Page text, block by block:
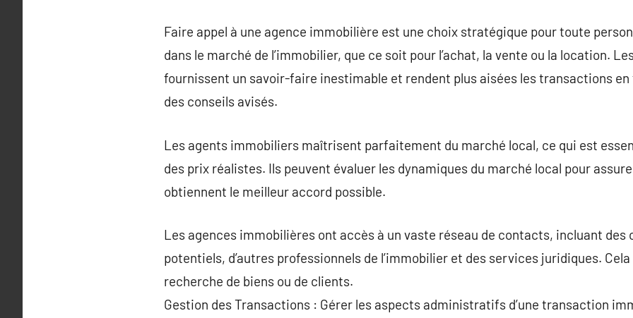
Faire appel à une agence immobilière est une choix stratégique pour toute
dans le marché de l’immobilier, que ce soit pour l’achat, la vente ou la location.
fournissent un savoir-faire inestimable et rendent plus aisées les transactions
des conseils avisés.
Les agents immobiliers maîtrisent parfaitement du marché local, ce qui est
des prix réalistes. Ils peuvent évaluer les dynamiques du marché local pour
obtiennent le meilleur accord possible.
Les agences immobilières ont accès à un vaste réseau de contacts, incluant
potentiels, d’autres professionnels de l’immobilier et des services juridiques.
recherche de biens ou de clients.
Gestion des Transactions : Gérer les aspects administratifs d’une transaction